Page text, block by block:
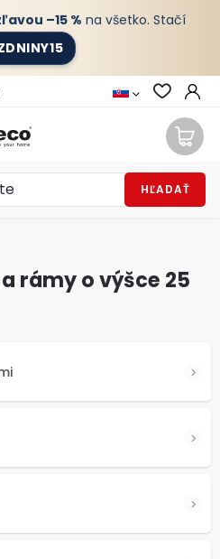
–15 % na všetko. Stačí
HĽADAŤ
rámy o výšce 25